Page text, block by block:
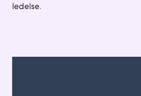
ledelse.